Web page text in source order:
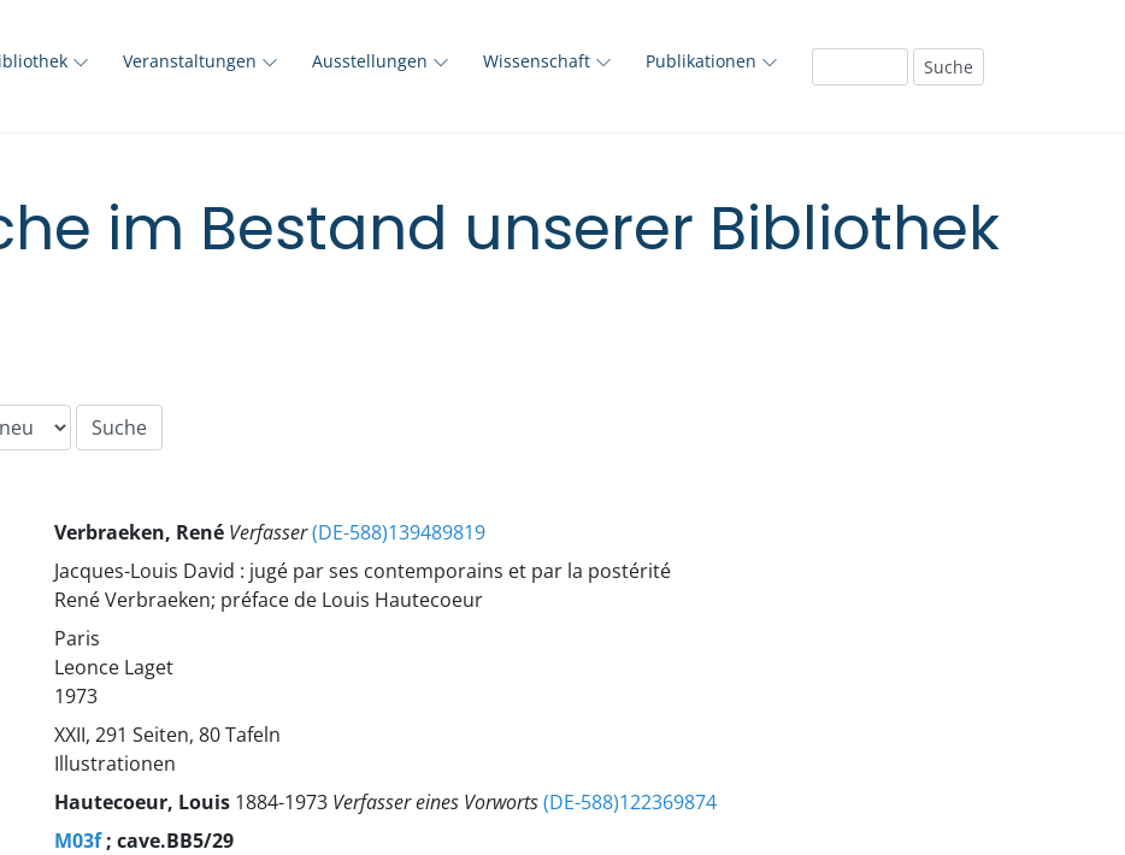
Veranstaltungen Ausstellungen Wissenschaft Publikationen
im Bestand unserer Bibliothek
Verbraeken, René Verfasser(DE-588)139489819
Jacques-Louis David : jugé par ses contemporains et par la postérité
René Verbraeken; préface de Louis Hautecoeur
Paris
Leonce Laget
1973
XXII, 291 Seiten, 80 Tafeln
Illustrationen
Hautecoeur, Louis 1884-1973 Verfasser eines Vorworts(DE-588)122369874
M03f; cave.BB5/29